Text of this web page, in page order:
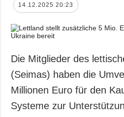
14.12.2025 20:23
Die Mitglieder des
(Seimas) haben die
Millionen Euro für den
Systeme zur